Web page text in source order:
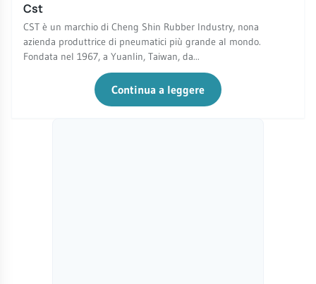
Cst
CST è un marchio di Cheng Shin Rubber Industry, nona
azienda produttrice di pneumatici più grande al mondo.
Fondata nel 1967, a Yuanlin, Taiwan, da...
Continua a leggere